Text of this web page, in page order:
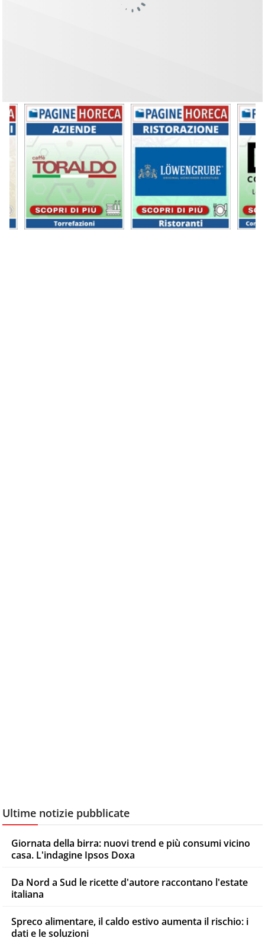
Ultime notizie pubblicate
Giornata della birra: nuovi trend e più consumi vicino
casa. L'indagine Ipsos Doxa
Da Nord a Sud le ricette d'autore raccontano l'estate
italiana
Spreco alimentare, il caldo estivo aumenta il rischio: i
dati e le soluzioni